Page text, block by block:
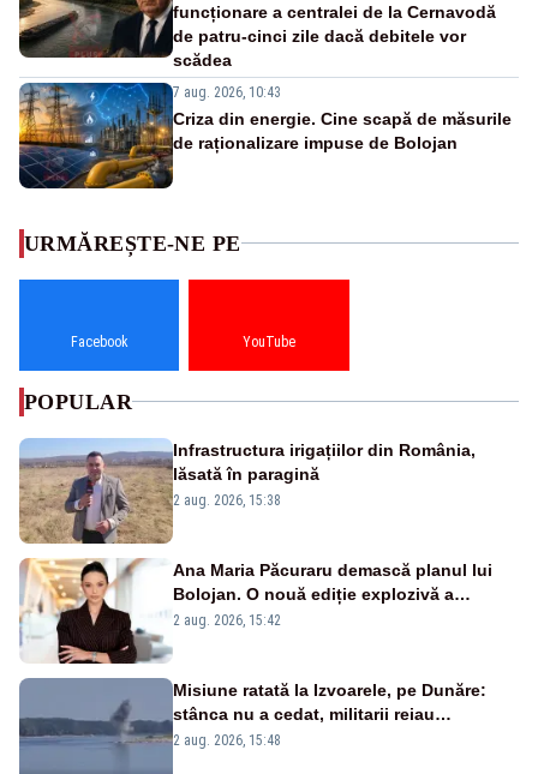
funcționare a centralei de la Cernavodă
de patru-cinci zile dacă debitele vor
scădea
7 aug. 2026, 10:43
Criza din energie. Cine scapă de măsurile
de raționalizare impuse de Bolojan
URMĂREȘTE-NE PE
Facebook YouTube
POPULAR
Infrastructura irigațiilor din România,
lăsată în paragină
2 aug. 2026, 15:38
Ana Maria Păcuraru demască planul lui
Bolojan. O nouă ediție explozivă a
emisiunii „Miza Zilei” la Realitatea PLUS
2 aug. 2026, 15:42
Misiune ratată la Izvoarele, pe Dunăre:
stânca nu a cedat, militarii reiau
detonările luni – VIDEO
2 aug. 2026, 15:48